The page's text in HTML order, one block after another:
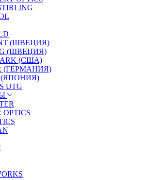
(ШВЕЦИЯ)
(ШВЕЦИЯ)
(США)
(ГЕРМАНИЯ)
(ЯПОНИЯ)
UTG
OPTICS